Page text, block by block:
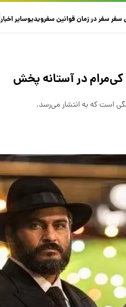
سفرسفر در زمانقوانین سفرویدیوسایراخبار
در آستانه پخش
است که به انتشار می‌رسد.